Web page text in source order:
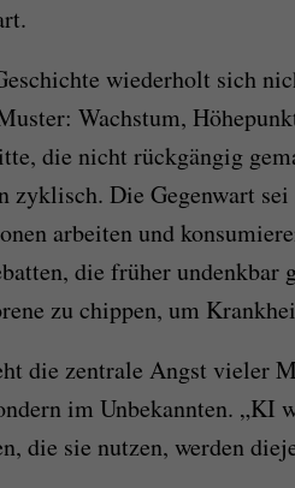
wiederholt sich
Wachstum,
die nicht rückgängig
zyklisch. Die Gegenwart
arbeiten und
die früher undenkbar
zu chippen, um
die zentrale Angst vieler
im Unbekannten. „KI
die sie nutzen, werden